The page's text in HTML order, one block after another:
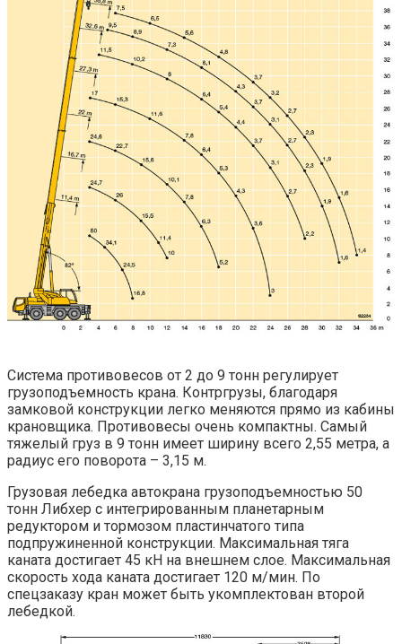
Система противовесов от 2 до 9 тонн регулирует
грузоподъемность крана. Контргрузы, благодаря
замковой конструкции легко меняются прямо из кабины
крановщика. Противовесы очень компактны. Самый
тяжелый груз в 9 тонн имеет ширину всего 2,55 метра, а
радиус его поворота – 3,15 м.
Грузовая лебедка автокрана грузоподъемностью 50
тонн Либхер с интегрированным планетарным
редуктором и тормозом пластинчатого типа
подпружиненной конструкции. Максимальная тяга
каната достигает 45 кН на внешнем слое. Максимальная
скорость хода каната достигает 120 м/мин. По
спецзаказу кран может быть укомплектован второй
лебедкой.